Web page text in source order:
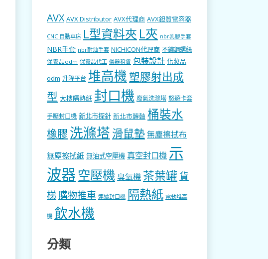
AVX AVX Distributor AVX代理商 AVX鉭質電容器
CNC 自動車床 L型資料夾 L夾 nbr乳膠手套
NBR手套 nbr耐油手套 NICHICON代理商 不鏽鋼螺絲
保養品odm 保養品代工 儀器租賃 包裝設計 化妝品
odm 升降平台 堆高機 塑膠射出成
型 大樓隔熱紙 封口機 廢氣洗滌塔 悠遊卡套
手壓封口機 新北市探針 新北市轉軸 桶裝水
橡膠 洗滌塔 滑鼠墊無塵擦拭布
無塵擦拭紙 無油式空壓機 真空封口機 示
波器 空壓機 臭氧機 茶葉罐 貨
梯 購物推車 連續封口機 隔熱紙 電動堆高
機 飲水機
分類